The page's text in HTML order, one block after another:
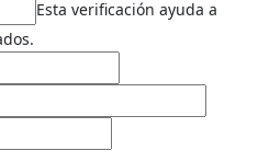
Esta verificación ayuda a